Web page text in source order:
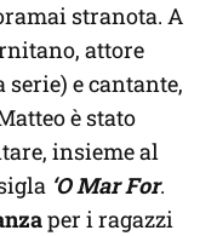
stranota. A
attore
serie) e cantante,
è stato
insieme al
‘O Mar For.
per i ragazzi